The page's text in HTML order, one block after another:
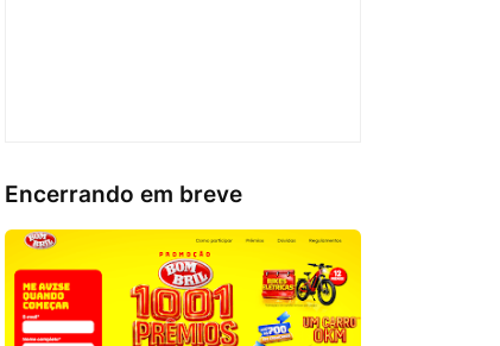
Encerrando em breve